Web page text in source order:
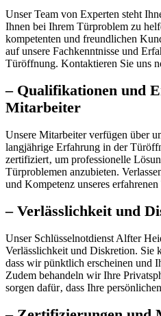
Unser Team von Experten steht
Ihnen bei Ihrem Türproblem zu
kompetenten und freundlichen
auf unsere Fachkenntnisse und
Türöffnung.​ Kontaktieren Sie uns
– Qualifikationen und
Mitarbeiter
Unsere Mitarbeiter verfügen über
langjährige Erfahrung in der
zertifiziert‚ um professionelle
Türproblemen anzubieten.​
und Kompetenz unseres erfahrenen
– Verlässlichkeit und
Unser Schlüsselnotdienst Alfter
Verlässlichkeit und Diskretion. Sie
dass wir pünktlich erscheinen und
Zudem behandeln wir Ihre
sorgen dafür‚ dass Ihre